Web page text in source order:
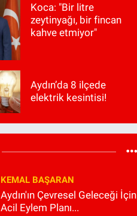
Koca: "Bir litre
zeytinyağı, bir fincan
kahve etmiyor"
Aydın’da 8 ilçede
elektrik kesintisi!
KEMAL BAŞARAN
Aydın'ın Çevresel Geleceği İçin
Acil Eylem Planı...